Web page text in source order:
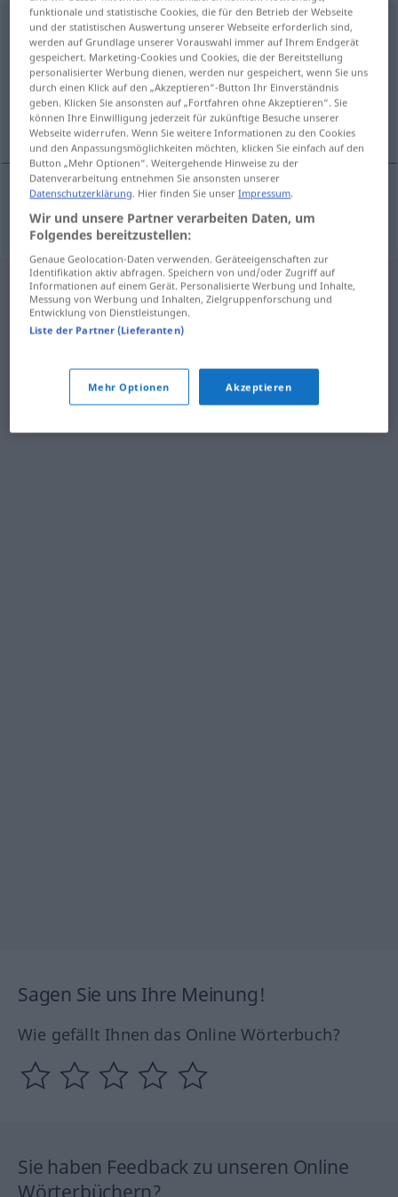
Zweitschlüsselm
Übersicht aller Übersetzungen
(Für mehr Details die Übersetzung anklicken/antippen)
cheie de rezervă
cheief derezervă Zweitschlüssel
Sagen Sie uns Ihre Meinung!
Wie gefällt Ihnen das Online Wörterbuch?
Sie haben Feedback zu unseren Online
funktionale und statistische Cookies, die für den Betrieb der Webseite
und der statistischen Auswertung unserer Webseite erforderlich sind,
werden auf Grundlage unserer Vorauswahl immer auf Ihrem Endgerät
gespeichert. Marketing-Cookies und Cookies, die der Bereitstellung
personalisierter Werbung dienen, werden nur gespeichert, wenn Sie uns
durch einen Klick auf den „Akzeptieren“-Button Ihr Einverständnis
geben. Klicken Sie ansonsten auf „Fortfahren ohne Akzeptieren“. Sie
können Ihre Einwilligung jederzeit für zukünftige Besuche unserer
Webseite widerrufen. Wenn Sie weitere Informationen zu den Cookies
und den Anpassungsmöglichkeiten möchten, klicken Sie einfach auf den
Button „Mehr Optionen“. Weitergehende Hinweise zu der
Datenverarbeitung entnehmen Sie ansonsten unserer
Datenschutzerklärung. Hier finden Sie unserImpressum.
Wir und unsere Partner verarbeiten Daten, um
Folgendes bereitzustellen:
Genaue Geolocation-Daten verwenden. Geräteeigenschaften zur
Identifikation aktiv abfragen. Speichern von und/oder Zugriff auf
Informationen auf einem Gerät. Personalisierte Werbung und Inhalte,
Messung von Werbung und Inhalten, Zielgruppenforschung und
Entwicklung von Dienstleistungen.
Liste der Partner (Lieferanten)
Mehr Optionen Akzeptieren